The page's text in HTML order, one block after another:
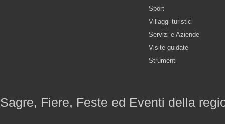
Sport
Villaggi turistici
Servizi e Aziende
Visite guidate
Strumenti
Sagre, Fiere, Feste ed Eventi della